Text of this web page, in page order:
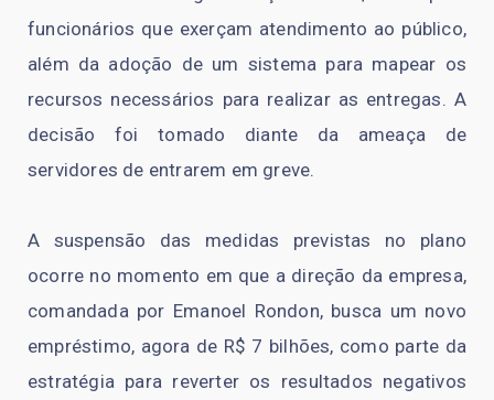
funcionários que exerçam atendimento ao público,
além da adoção de um sistema para mapear os
recursos necessários para realizar as entregas. A
decisão foi tomado diante da ameaça de
servidores de entrarem em greve.
A suspensão das medidas previstas no plano
ocorre no momento em que a direção da empresa,
comandada por Emanoel Rondon, busca um novo
empréstimo, agora de R$ 7 bilhões, como parte da
estratégia para reverter os resultados negativos